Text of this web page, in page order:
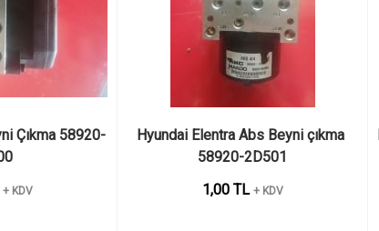
Çıkma 58920-
+ KDV
Hyundai Elentra Abs Beyni çıkma
58920-2D501
1,00 TL + KDV